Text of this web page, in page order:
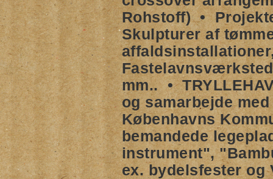
Rohstoff) •
Skulpturer af
mm.. •
og samarbejde
Københavns
bemandede
instrument",
ex. bydelsfester og